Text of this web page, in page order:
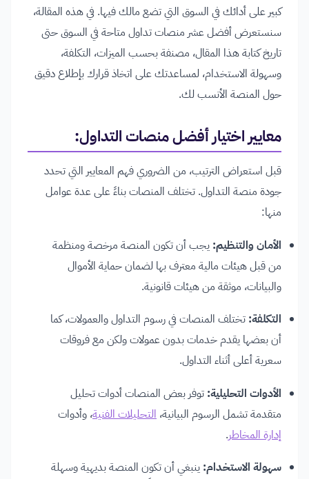
كبير على أدائك في السوق التي تضع مالك فيها. في هذه المقالة،
سنستعرض أفضل عشر منصات تداول متاحة في السوق حتى
تاريخ كتابة هذا المقال، مصنفة بحسب الميزات، التكلفة،
وسهولة الاستخدام، لمساعدتك على اتخاذ قرارك بإطلاع دقيق
حول المنصة الأنسب لك.
معايير اختيار أفضل منصات التداول:
قبل استعراض الترتيب، من الضروري فهم المعايير التي تحدد
جودة منصة التداول. تختلف المنصات بناءً على عدة عوامل
منها:
الأمان والتنظيم: يجب أن تكون المنصة مرخصة ومنظمة
من قبل هيئات مالية معترف بها لضمان حماية الأموال
والبيانات، موثقة من هيئات قانونية.
التكلفة: تختلف المنصات في رسوم التداول والعمولات، كما
أن بعضها يقدم خدمات بدون عمولات ولكن مع فروقات
سعرية أعلى أثناء التداول.
الأدوات التحليلية: توفر بعض المنصات أدوات تحليل
متقدمة تشمل الرسوم البيانية، التحليلات الفنية، وأدوات
إدارة المخاطر.
سهولة الاستخدام: ينبغي أن تكون المنصة بديهية وسهلة